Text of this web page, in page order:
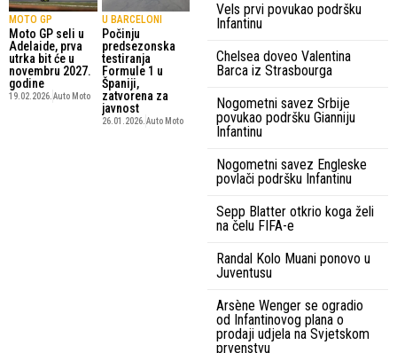
MOTO GP
Moto GP seli u
Adelaide, prva
utrka bit će u
novembru 2027.
godine
19.02.2026. Auto Moto
U BARCELONI
Počinju
predsezonska
testiranja
Formule 1 u
Španiji,
zatvorena za
javnost
26.01.2026. Auto Moto
Vels prvi povukao podršku
Infantinu
Chelsea doveo Valentina
Barca iz Strasbourga
Nogometni savez Srbije
povukao podršku Gianniju
Infantinu
Nogometni savez Engleske
povlači podršku Infantinu
Sepp Blatter otkrio koga želi
na čelu FIFA-e
Randal Kolo Muani ponovo u
Juventusu
Arsène Wenger se ogradio
od Infantinovog plana o
prodaji udjela na Svjetskom
prvenstvu